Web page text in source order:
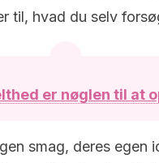
til, hvad du selv
er nøglen til at
smag, deres egen